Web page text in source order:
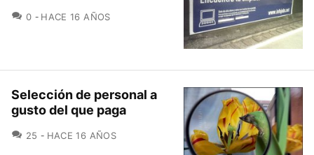
0 COMENTARIOS
HACE 16 AÑOS
Selección de personal a
gusto del que paga
25 COMENTARIOS
HACE 16 AÑOS